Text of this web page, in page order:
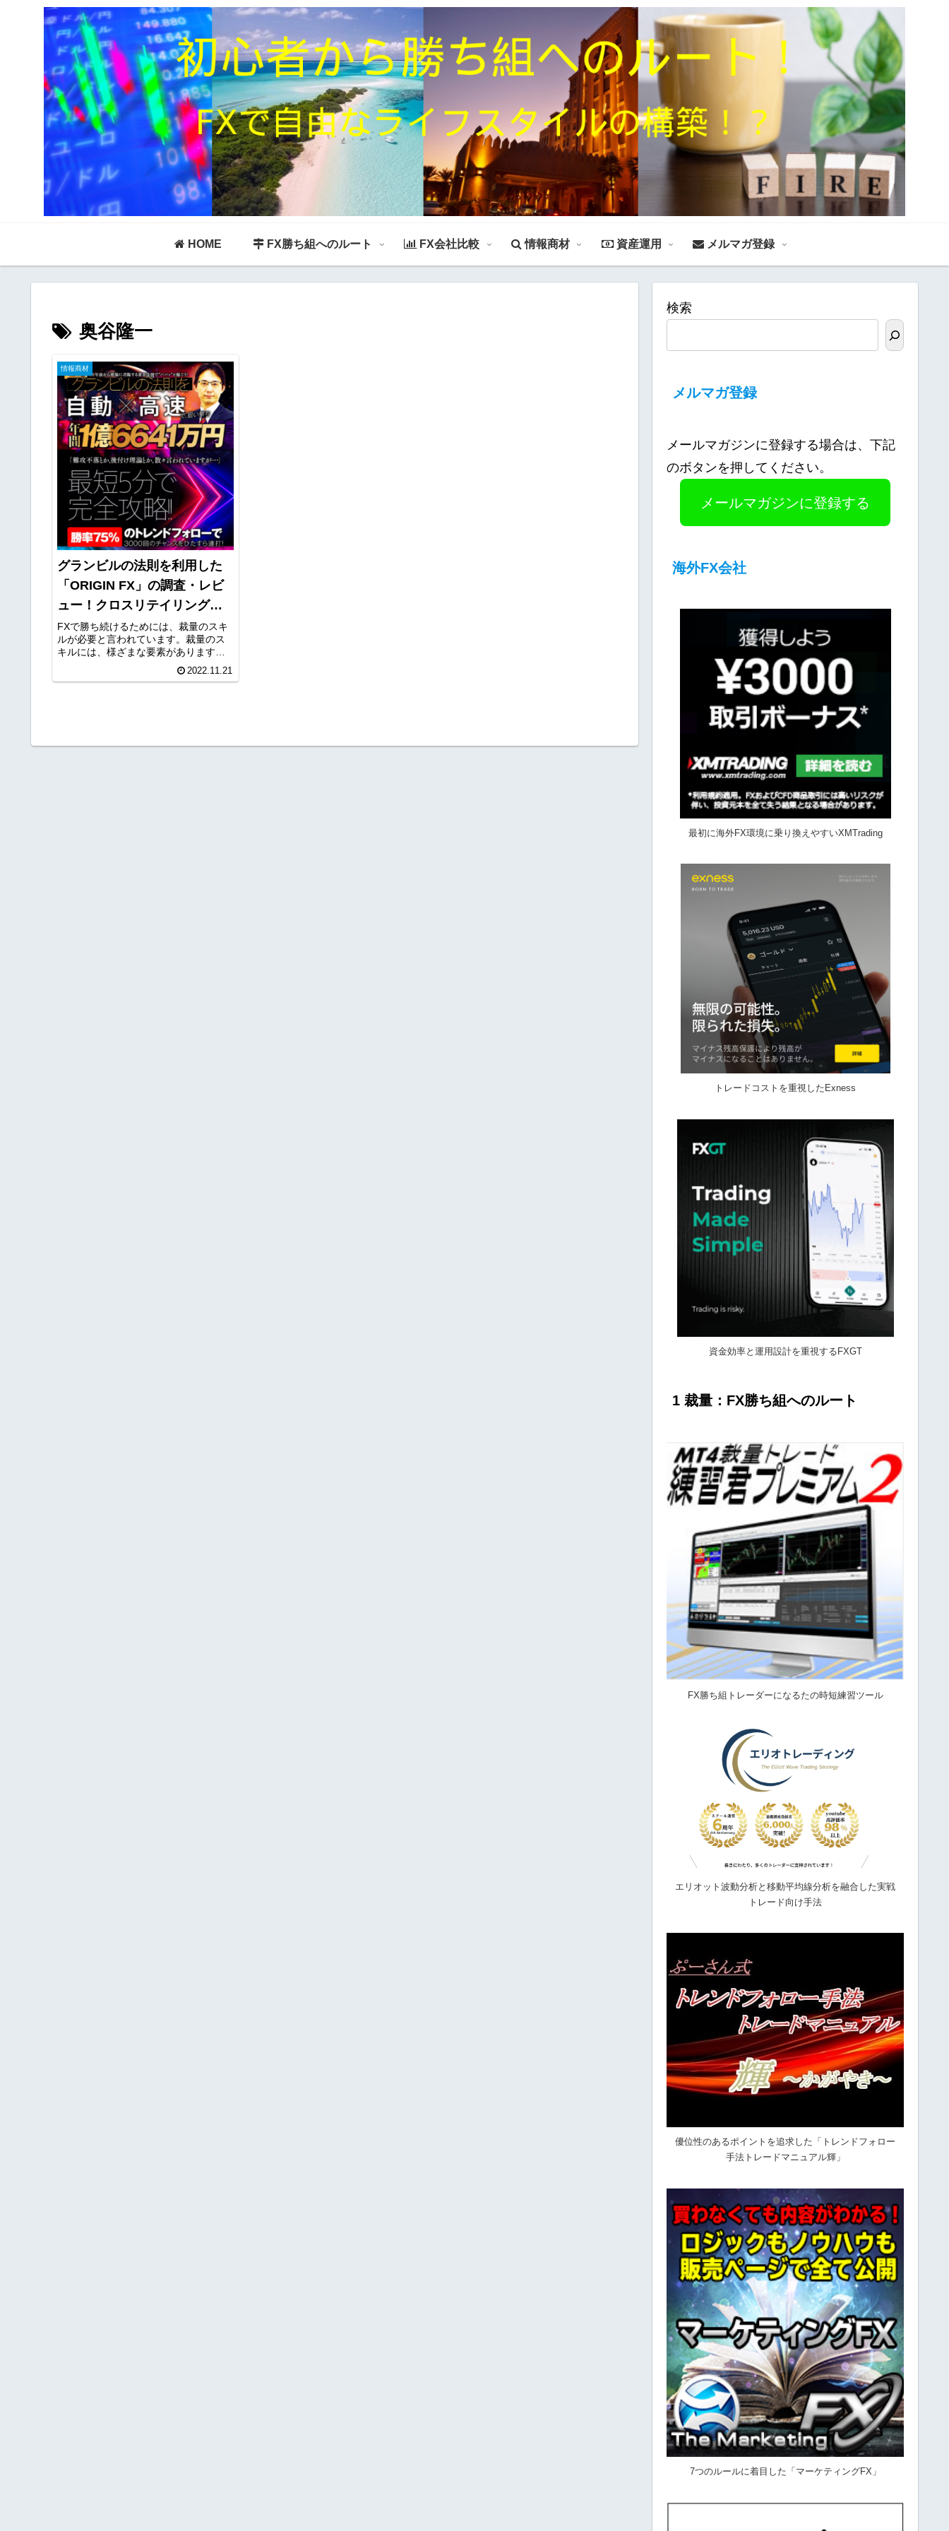
HOME FX勝ち組へのルート FX会社比較 情報商材 資産運用 メルマガ登録
奥谷隆一
情報商材
グランビルの法則を利用した
「ORIGIN FX」の調査・レビ
ュー！クロスリテイリング株
式会社の奥谷 隆一氏が開発！
FXで勝ち続けるためには、裁量のスキ
ルが必要と言われています。裁量のス
キルには、様ざまな要素があります
が、現在でも利用されている古典的な
考え方を取り入れるも有効な手段で
2022.11.21
検索
メルマガ登録
メールマガジンに登録する場合は、下記
のボタンを押してください。
メールマガジンに登録する
海外FX会社
最初に海外FX環境に乗り換えやすいXMTrading
トレードコストを重視したExness
資金効率と運用設計を重視するFXGT
1 裁量：FX勝ち組へのルート
FX勝ち組トレーダーになるたの時短練習ツール
エリオット波動分析と移動平均線分析を融合した実戦
トレード向け手法
優位性のあるポイントを追求した「トレンドフォロー
手法トレードマニュアル輝」
7つのルールに着目した「マーケティングFX」